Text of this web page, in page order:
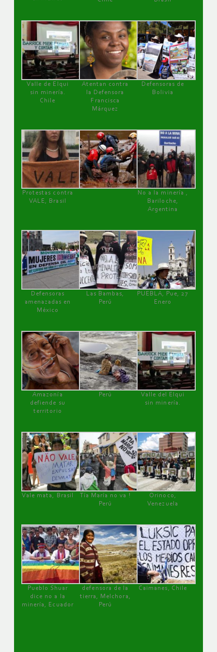
Valle de Elqui
sin minería.
Chile
Atentan contra
la Defensora
Francisca
Márquez
Defensoras de
Bolivia
Protestas contra
VALE, Brasil
No a la minería ,
Bariloche,
Argentina
Defensoras
amenazadas en
México
Las Bambas,
Perú
PUEBLA, Pue, 27
Enero
Amazonía
defiende su
territorio
Perú
Valle del Elqui
sin minería.
Vale mata, Brasil
Tía María no va !
Perú
Orinoco,
Venezuela
Pueblo Shuar
dice no a la
minería, Ecuador
defensora de la
tierra, Melchora,
Perú
Caimanes, Chile